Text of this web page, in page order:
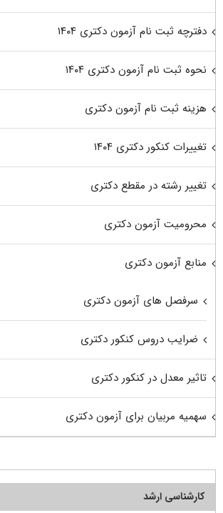
دفترچه ثبت نام آزمون دکتری ۱۴۰۴
نحوه ثبت نام آزمون دکتری ۱۴۰۴
هزینه ثبت نام آزمون دکتری
تغییرات کنکور دکتری ۱۴۰۴
تغییر رشته در مقطع دکتری
محرومیت آزمون دکتری
منابع آزمون دکتری
سرفصل های آزمون دکتری
ضرایب دروس کنکور دکتری
تاثیر معدل در کنکور دکتری
سهمیه مربیان برای آزمون دکتری
کارشناسی ارشد